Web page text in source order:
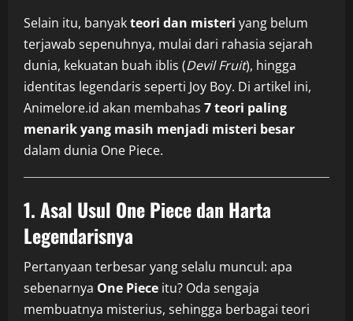
Selain itu, banyakteori dan misteri yang belum
terjawab sepenuhnya, mulai dari rahasia sejarah
dunia, kekuatan buah iblis (Devil Fruit), hingga
identitas legendaris seperti Joy Boy. Di artikel ini,
Animelore.id akan membahas 7 teori paling
menarik yang masih menjadi misteri besar
dalam dunia One Piece.
1. Asal Usul One Piece dan Harta
Legendarisnya
Pertanyaan terbesar yang selalu muncul: apa
sebenarnya One Piece itu? Oda sengaja
membuatnya misterius, sehingga berbagai teori